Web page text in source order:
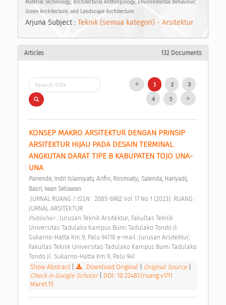
Material Technology, Architectural Anthropology, Environmental Behaviour,
Green Architecture, and Landscape Architecture
Arjuna Subject : Teknik (semua kategori) - Arsitektur
Articles 132 Documents
1 2 3
4 5
KONSEP MAKRO ARSITEKTUR DENGAN PRINSIP
ARSITEKTUR HIJAU PADA DESAIN TERMINAL
ANGKUTAN DARAT TIPE B KABUPATEN TOJO UNA-
UNA
Panende, Indri Islamiyati; Arifin, Rosmiaty; Salenda, Hariyadi;
Basri, Iwan Setiawan
JURNAL ARSITEKTUR
Publisher : Jurusan Teknik Arsitektur, Fakultas Teknik
Universitas Tadulako Kampus Bumi Tadulako Tondo Jl.
Sukarno-Hatta Km.9, Palu 94118 e-mail :Jurusan Arsitektur,
Fakultas Teknik Universitas Tadulako Kampus Bumi Tadulako
Tondo Jl. Sukarno-Hatta Km.9, Palu 941
Show Abstract
Download Original Original Source
Check in Google Scholar
DOI: 10.22487/ruang.v17i1
Maret.15